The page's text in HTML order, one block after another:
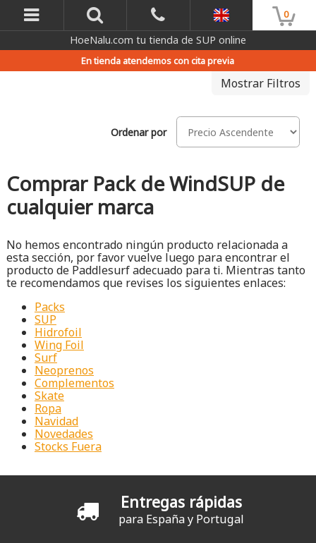
0
HoeNalu.com tu tienda de SUP online
En tienda atendemos con cita previa
Mostrar Filtros
Ordenar por
Comprar Pack de WindSUP de
cualquier marca
No hemos encontrado ningún producto relacionada a
esta sección, por favor vuelve luego para encontrar el
producto de Paddlesurf adecuado para ti. Mientras tanto
te recomendamos que revises los siguientes enlaces:
Packs
SUP
Hidrofoil
Wing Foil
Surf
Neoprenos
Complementos
Skate
Ropa
Navidad
Novedades
Stocks Fuera
Entregas rápidas
para España y Portugal